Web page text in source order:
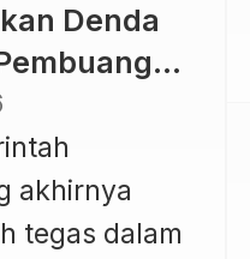
Agung
tidak
melegitimasi
Denda
dari
akhirnya
tegas dalam